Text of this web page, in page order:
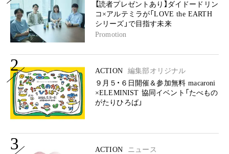
【読者プレゼントあり】ダイドードリン
コ×アルテミラが「LOVE the EARTH
シリーズ」で目指す未来
Promotion
2 ACTION
編集部オリジナル
９月５・６日開催＆参加無料 macaroni
×ELEMINIST 協同イベント「たべもの
がたりひろば」
3 ACTION
ニュース